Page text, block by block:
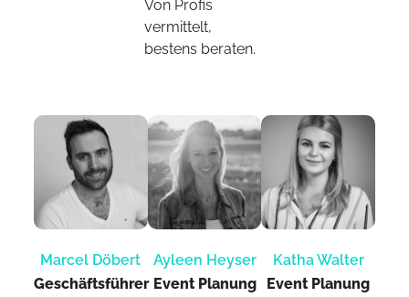
Von Profis
vermittelt,
bestens beraten.
Marcel Döbert
Geschäftsführer
Ayleen Heyser
Event Planung​
Katha Walter
Event Planung​